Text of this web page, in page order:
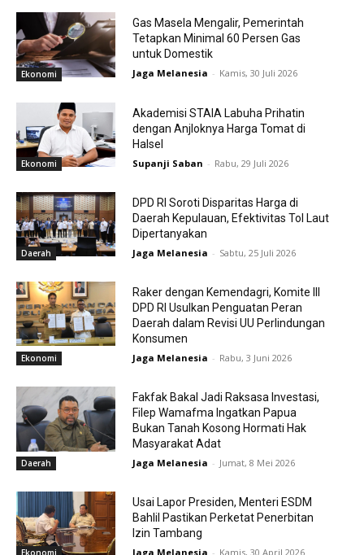
Ekonomi
Gas Masela Mengalir, Pemerintah
Tetapkan Minimal 60 Persen Gas
untuk Domestik
Jaga Melanesia - Kamis, 30 Juli 2026
Ekonomi
Akademisi STAIA Labuha Prihatin
dengan Anjloknya Harga Tomat di
Halsel
Supanji Saban - Rabu, 29 Juli 2026
Daerah
DPD RI Soroti Disparitas Harga di
Daerah Kepulauan, Efektivitas Tol Laut
Dipertanyakan
Jaga Melanesia - Sabtu, 25 Juli 2026
Ekonomi
Raker dengan Kemendagri, Komite III
DPD RI Usulkan Penguatan Peran
Daerah dalam Revisi UU Perlindungan
Konsumen
Jaga Melanesia - Rabu, 3 Juni 2026
Daerah
Fakfak Bakal Jadi Raksasa Investasi,
Filep Wamafma Ingatkan Papua
Bukan Tanah Kosong Hormati Hak
Masyarakat Adat
Jaga Melanesia - Jumat, 8 Mei 2026
Usai Lapor Presiden, Menteri ESDM
Bahlil Pastikan Perketat Penerbitan
Izin Tambang
Jaga Melanesia - Kamis, 30 April 2026